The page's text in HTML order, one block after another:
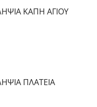
ΚΑΠΗ ΑΓΙΟΥ
ΠΛΑΤΕΙΑ